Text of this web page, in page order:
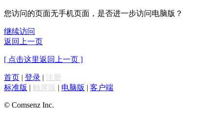
您访问的页面无手机页面，是否进一步访问电脑版？
继续访问
返回上一页
[ 点击这里返回上一页 ]
首页 | 登录 | 注册
标准版 | 触屏版 | 电脑版 | 客户端
© Comsenz Inc.